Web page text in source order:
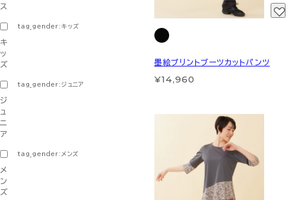
ス
tag_gender:キッズ
キ
ッ
ズ
tag_gender:ジュニア
ジ
ュ
ニ
ア
tag_gender:メンズ
メ
ン
ズ
墨絵プリントブーツカットパンツ
¥14,960